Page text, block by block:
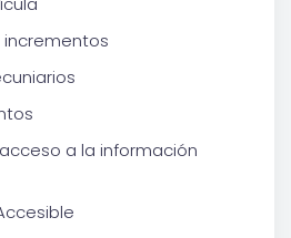
a la información